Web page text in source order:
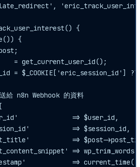
{
{
= get_current_user_id();
= $_COOKIE['eric_session_id'] ??
給 n8n Webhook 的資料
=> $user_id,
=> $session_id,
=> $post-
=>
=>